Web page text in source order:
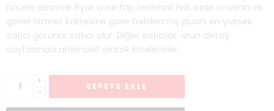
önüne alınarak fiyat avantajı, teslimat hızı, iade oranları ve
genel hizmet kalitesine göre belirlenmiş puanı en yüksek
satıcı görünür satıcı olur. Diğer satıcılar, ürün detay
sayfasında alternatif olarak listelenirler.
+
-
SEPETE EKLE